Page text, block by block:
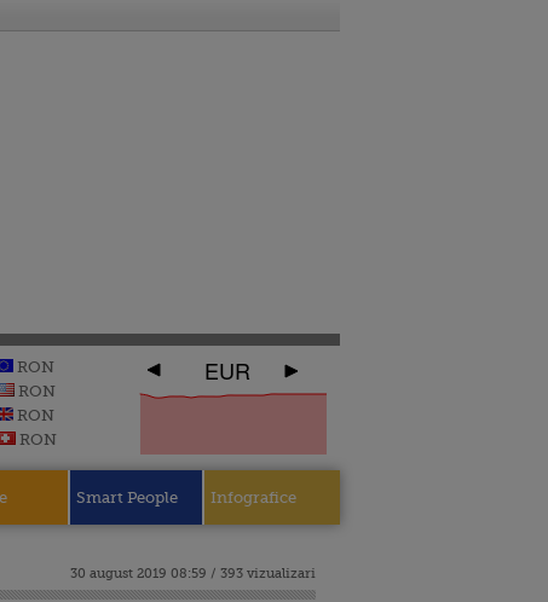
RON
RON
RON
RON
EUR
Smart People Infografice
30 august 2019 08:59 / 393 vizualizari